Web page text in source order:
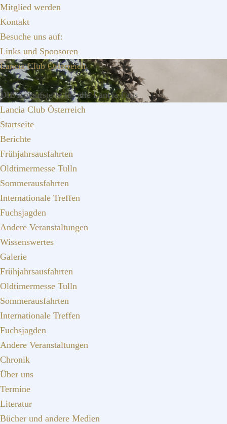
Zur
springen
Zum
springen
Zur
springen
Mitglied werden
Kontakt
Besuche uns auf:
Links und Sponsoren
Lancia Club Österreich
DIE Anlaufstelle für alle Lancia Fans
Lancia Club Österreich
Startseite
Berichte
Frühjahrsausfahrten
Oldtimermesse Tulln
Sommerausfahrten
Internationale Treffen
Fuchsjagden
Andere Veranstaltungen
Wissenswertes
Galerie
Frühjahrsausfahrten
Oldtimermesse Tulln
Sommerausfahrten
Internationale Treffen
Fuchsjagden
Andere Veranstaltungen
Chronik
Über uns
Termine
Literatur
Bücher und andere Medien